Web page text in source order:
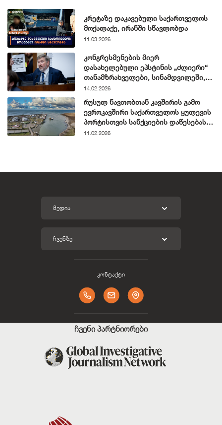
კრეტაზე დაკავებული საქართველოს
მოქალაქე, ირანში სწავლობდა
11.03.2026
კონგრესმენების მიერ
დასახელებული ეპსტინის „ძლიერი“
თანამზრახველები, სინამდვილეში,
ჩვეულებრივი ნიუ-იორკელები არიან
14.02.2026
რუსულ ნავთობთან კავშირის გამო
ევროკავშირი საქართველოს ყულევის
პორტისთვის სანქციების დაწესებას
განიხილავს
11.02.2026
ᲛᲔᲓᲘᲐ
ᲩᲕᲔᲜᲖᲔ
კონტაქტი
ჩვენი პარტნიორები